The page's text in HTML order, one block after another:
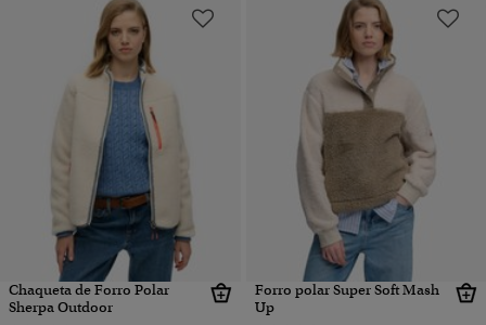
Chaqueta de Forro Polar
Sherpa Outdoor
Forro polar Super Soft Mash
Up